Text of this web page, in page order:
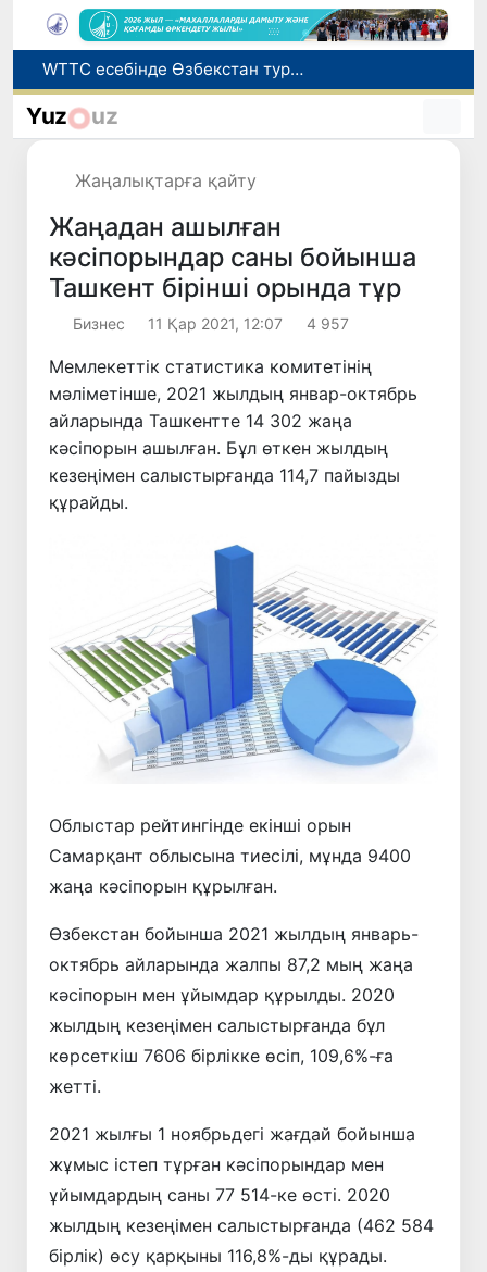
Мүмкіндігі шектеулі талапкерлерге қабылдау емтихандарында қосымша уақыт беріледі
Беларусьтен Өзбекстанға екінші тікелей жүк пойызы жөнелтілді
Yuz uz
Жаңалықтарға қайту
Жаңадан ашылған
кәсіпорындар саны бойынша
Ташкент бірінші орында тұр
Бизнес 11 Қар 2021, 12:07 4 957
Мемлекеттік статистика комитетінің
мәліметінше, 2021 жылдың январ-октябрь
айларында Ташкентте 14 302 жаңа
кәсіпорын ашылған. Бұл өткен жылдың
кезеңімен салыстырғанда 114,7 пайызды
құрайды.
Облыстар рейтингінде екінші орын
Самарқант облысына тиесілі, мұнда 9400
жаңа кәсіпорын құрылған.
Өзбекстан бойынша 2021 жылдың январь-
октябрь айларында жалпы 87,2 мың жаңа
кәсіпорын мен ұйымдар құрылды. 2020
жылдың кезеңімен салыстырғанда бұл
көрсеткіш 7606 бірлікке өсіп, 109,6%-ға
жетті.
2021 жылғы 1 ноябрьдегі жағдай бойынша
жұмыс істеп тұрған кәсіпорындар мен
ұйымдардың саны 77 514-ке өсті. 2020
жылдың кезеңімен салыстырғанда (462 584
бірлік) өсу қарқыны 116,8%-ды құрады.